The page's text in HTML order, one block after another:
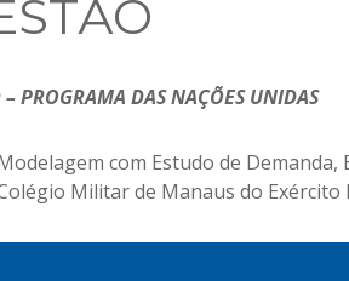
PROGRAMA DAS NAÇÕES UNIDAS
com Estudo de
Militar de Manaus do